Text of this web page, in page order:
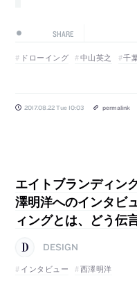
SHARE
ドローイング 中山英之 千
2017.08.22 Tue 10:03 permalink
エイトブランディン
澤明洋へのインタビ
ィングとは、どう伝
DESIGN
インタビュー
西澤明洋